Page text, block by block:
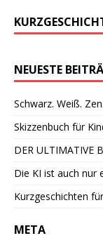
NEUESTE
Schwarz. Weiß.
Skizzenbuch für
DER ULTIMATIVE
Die KI ist auch nur
Kurzgeschichten
META